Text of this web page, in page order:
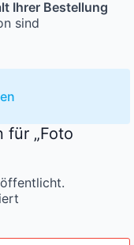
Ihrer Bestellung
sind
für „Foto